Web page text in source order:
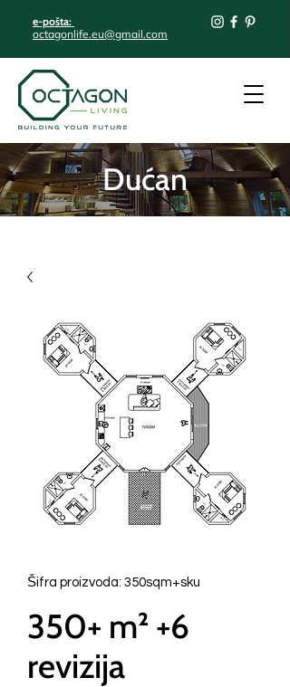
e-pošta:
octagonlife.eu@gmail.com
Dućan
Šifra proizvoda: 350sqm+sku
350+ m² +6
revizija